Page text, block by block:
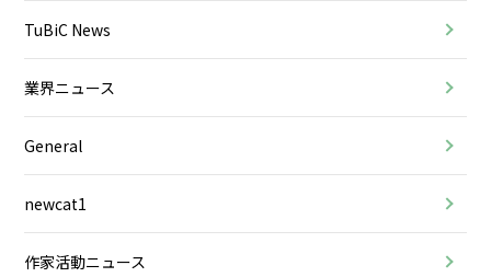
TuBiC News
業界ニュース
General
newcat1
作家活動ニュース